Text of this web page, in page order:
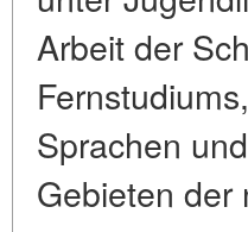
Arbeit der
Sprachen
Gebieten der